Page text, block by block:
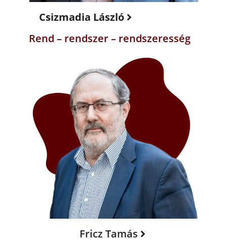
Csizmadia László
Rend – rendszer – rendszeresség
Fricz Tamás